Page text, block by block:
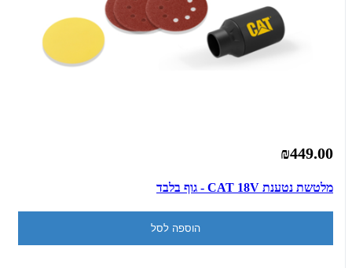
₪449.00
מלטשת נטענת CAT 18V - גוף בלבד
הוספה לסל